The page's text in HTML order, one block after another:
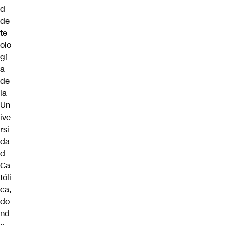
d
de
te
olo
gí
a
de
la
Un
ive
rsi
da
d
Ca
tóli
ca,
do
nd